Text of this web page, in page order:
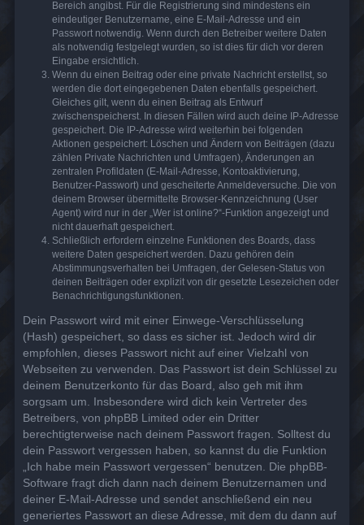
Bereich angibst. Für die Registrierung sind mindestens ein
eindeutiger Benutzername, eine E-Mail-Adresse und ein
Passwort notwendig. Wenn durch den Betreiber weitere Daten
als notwendig festgelegt wurden, so ist dies für dich vor deren
Eingabe ersichtlich.
Wenn du einen Beitrag oder eine private Nachricht erstellst, so
werden die dort eingegebenen Daten ebenfalls gespeichert.
Gleiches gilt, wenn du einen Beitrag als Entwurf
zwischenspeicherst. In diesen Fällen wird auch deine IP-Adresse
gespeichert. Die IP-Adresse wird weiterhin bei folgenden
Aktionen gespeichert: Löschen und Ändern von Beiträgen (dazu
zählen Private Nachrichten und Umfragen), Änderungen an
zentralen Profildaten (E-Mail-Adresse, Kontoaktivierung,
Benutzer-Passwort) und gescheiterte Anmeldeversuche. Die von
deinem Browser übermittelte Browser-Kennzeichnung (User
Agent) wird nur in der „Wer ist online?“-Funktion angezeigt und
nicht dauerhaft gespeichert.
Schließlich erfordern einzelne Funktionen des Boards, dass
weitere Daten gespeichert werden. Dazu gehören dein
Abstimmungsverhalten bei Umfragen, der Gelesen-Status von
deinen Beiträgen oder explizit von dir gesetzte Lesezeichen oder
Benachrichtigungsfunktionen.
Dein Passwort wird mit einer Einwege-Verschlüsselung
(Hash) gespeichert, so dass es sicher ist. Jedoch wird dir
empfohlen, dieses Passwort nicht auf einer Vielzahl von
Webseiten zu verwenden. Das Passwort ist dein Schlüssel zu
deinem Benutzerkonto für das Board, also geh mit ihm
sorgsam um. Insbesondere wird dich kein Vertreter des
Betreibers, von phpBB Limited oder ein Dritter
berechtigterweise nach deinem Passwort fragen. Solltest du
dein Passwort vergessen haben, so kannst du die Funktion
„Ich habe mein Passwort vergessen“ benutzen. Die phpBB-
Software fragt dich dann nach deinem Benutzernamen und
deiner E-Mail-Adresse und sendet anschließend ein neu
generiertes Passwort an diese Adresse, mit dem du dann auf